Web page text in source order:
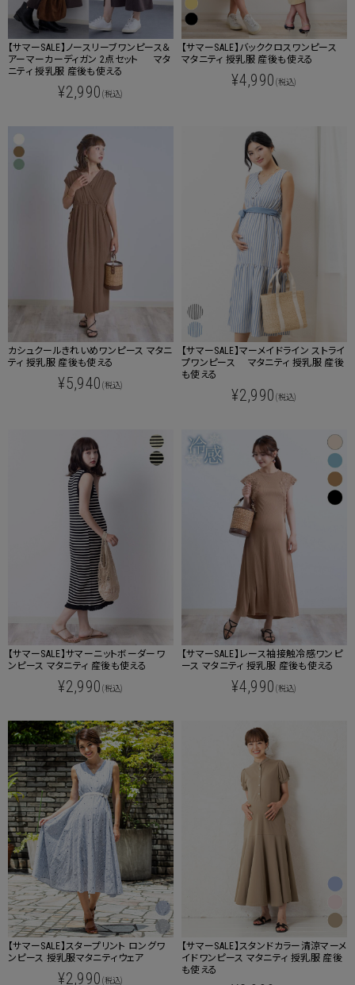
【サマーSALE】ノースリーブワンピース＆
アーマーカーディガン 2点セット マタ
ニティ 授乳服 産後も使える
¥2,990 (税込)
【サマーSALE】バッククロスワンピース
マタニティ 授乳服 産後も使える
¥4,990 (税込)
カシュクールきれいめワンピース マタニ
ティ 授乳服 産後も使える
¥5,940 (税込)
【サマーSALE】マーメイドライン ストライ
プワンピース マタニティ 授乳服 産後
も使える
¥2,990 (税込)
【サマーSALE】サマーニットボーダーワ
ンピース マタニティ 産後も使える
¥2,990 (税込)
【サマーSALE】レース袖接触冷感ワンピ
ース マタニティ 授乳服 産後も使える
¥4,990 (税込)
【サマーSALE】スタープリント ロングワ
ンピース 授乳服マタニティウェア
¥2,990 (税込)
【サマーSALE】スタンドカラー清涼マーメ
イドワンピース マタニティ 授乳服 産後
も使える